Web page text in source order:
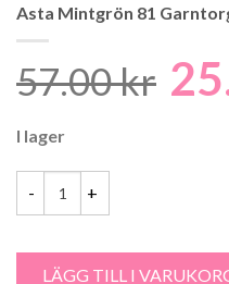
Asta Mintgrön 81
57.00kr Det
I lager
LÄGG TILL I